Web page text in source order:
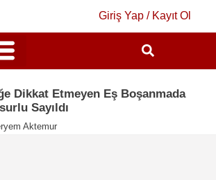
Giriş Yap / Kayıt Ol
Dikkat Etmeyen Eş Boşanmada
Sayıldı
Aktemur